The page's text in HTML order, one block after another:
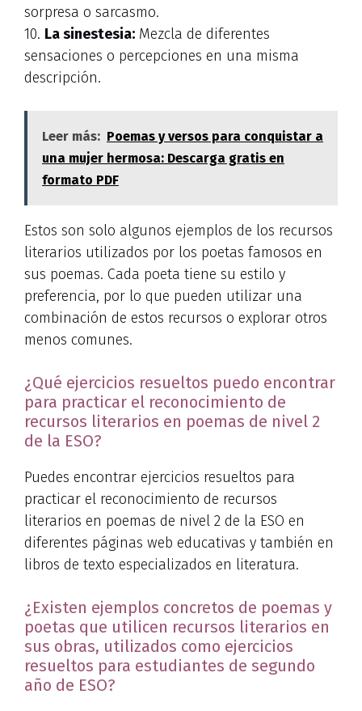
sorpresa o sarcasmo.
10. La sinestesia: Mezcla de diferentes
sensaciones o percepciones en una misma
descripción.
Leer más: Poemas y versos para conquistar a
una mujer hermosa: Descarga gratis en
formato PDF
Estos son solo algunos ejemplos de los recursos
literarios utilizados por los poetas famosos en
sus poemas. Cada poeta tiene su estilo y
preferencia, por lo que pueden utilizar una
combinación de estos recursos o explorar otros
menos comunes.
¿Qué ejercicios resueltos puedo encontrar
para practicar el reconocimiento de
recursos literarios en poemas de nivel 2
de la ESO?
Puedes encontrar ejercicios resueltos para
practicar el reconocimiento de recursos
literarios en poemas de nivel 2 de la ESO en
diferentes páginas web educativas y también en
libros de texto especializados en literatura.
¿Existen ejemplos concretos de poemas y
poetas que utilicen recursos literarios en
sus obras, utilizados como ejercicios
resueltos para estudiantes de segundo
año de ESO?